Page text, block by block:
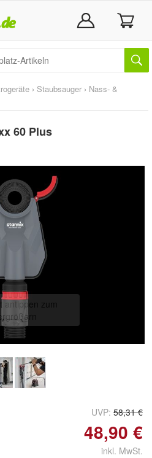
› Staubsauger › Nass- &
60 Plus
antippen zum
UVP: 58,31 €
48,90 €
inkl. MwSt.